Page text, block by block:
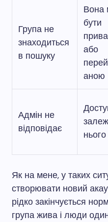
Група не
знаходиться
в пошуку
Вона
бути
або
аною
Адмін не
відповідає
нього
Як на мене, у таких
створювати новий
рідко закінчується
група жива і люди